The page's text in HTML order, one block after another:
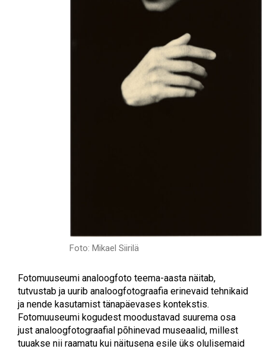
Foto: Mikael Siirilä
Fotomuuseumi analoogfoto teema-aasta näitab,
tutvustab ja uurib analoogfotograafia erinevaid tehnikaid
ja nende kasutamist tänapäevases kontekstis.
Fotomuuseumi kogudest moodustavad suurema osa
just analoogfotograafial põhinevad museaalid, millest
tuuakse nii raamatu kui näitusena esile üks olulisemaid